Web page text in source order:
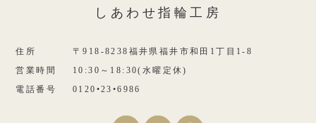
しあわせ指輪工房
住所
〒918-8238福井県福井市和田1丁目1-8
営業時間
10:30～18:30(水曜定休)
電話番号
0120•23•6986